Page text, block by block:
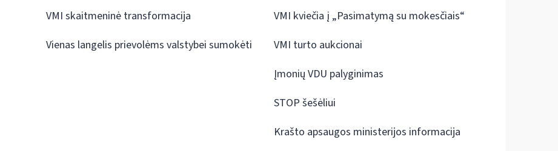
VMI skaitmeninė transformacija
Vienas langelis prievolėms valstybei sumokėti
VMI kviečia į „Pasimatymą su mokesčiais“
VMI turto aukcionai
Įmonių VDU palyginimas
STOP šešėliui
Krašto apsaugos ministerijos informacija